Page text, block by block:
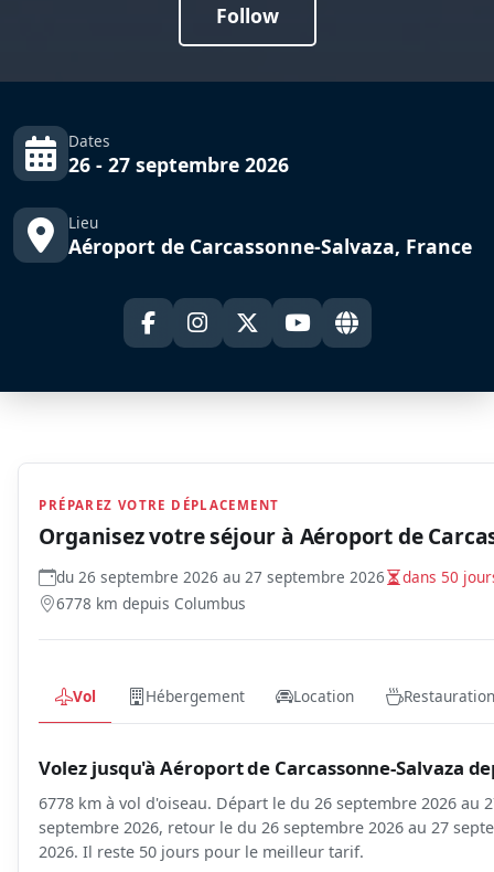
Follow
Dates
26 - 27 septembre 2026
Lieu
Aéroport de Carcassonne-Salvaza, France
PRÉPAREZ VOTRE DÉPLACEMENT
Organisez votre séjour à Aéroport de
du 26 septembre 2026 au 27 septembre 2026
dans 50
6778 km depuis Columbus
Vol Hébergement Location
Volez jusqu'à Aéroport de Carcassonne-Salvaza
6778 km à vol d'oiseau. Départ le du 26 septembre 2026 au
septembre 2026, retour le du 26 septembre 2026 au 27
2026. Il reste 50 jours pour le meilleur tarif.